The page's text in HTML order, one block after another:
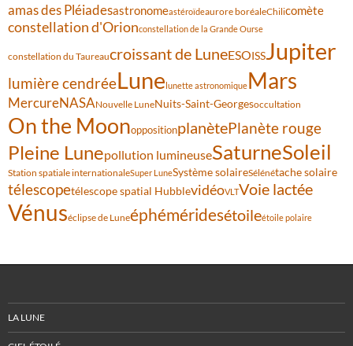
amas des Pléiadesastronomeastéroïdeaurore boréaleChilicomète
constellation d'Orionconstellation de la Grande Ourse
constellation du Taureaucroissant de LuneESOISSJupiter
lumière cendréeLunelunette astronomiqueMars
MercureNASANouvelle LuneNuits-Saint-Georgesoccultation
On the MoonoppositionplanètePlanète rouge
Pleine Lunepollution lumineuseSaturneSoleil
Station spatiale internationaleSuper LuneSystème solaireSélénétache solaire
télescopetélescope spatial HubblevidéoVLTVoie lactée
Vénuséclipse de Luneéphéméridesétoileétoile polaire
LA LUNE